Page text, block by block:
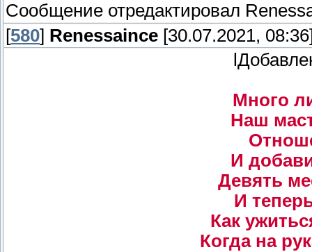
Сообщение отредактировал
[580] Renessaince [30.07.2021,
Много
Наш
И
Девять
И
Как
Когда на